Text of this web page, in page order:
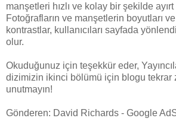
manşetleri hızlı ve kolay bir şekilde
Fotoğrafların ve manşetlerin boyutları
kontrastlar, kullanıcıları sayfada
olur.
Okuduğunuz için teşekkür eder,
dizimizin ikinci bölümü için blogu tekrar
unutmayın!
Gönderen: David Richards - Google